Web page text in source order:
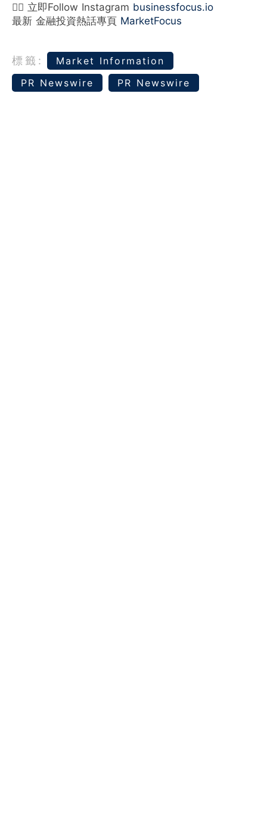
👉🏻 立即Follow Instagram businessfocus.io
最新 金融投資熱話專頁 MarketFocus
標籤:
Market Information
PR Newswire
PR Newswire